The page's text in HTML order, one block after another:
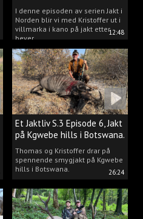
12:48
I denne episoden av serien Jakt i
Norden blir vi med Kristoffer ut i
villmarka i kano på jakt etter
bever.
26:24
Et Jaktliv S.3 Episode 6, Jakt
på Kgwebe hills i Botswana.
Thomas og Kristoffer drar på
spennende smygjakt på Kgwebe
hills i Botswana.